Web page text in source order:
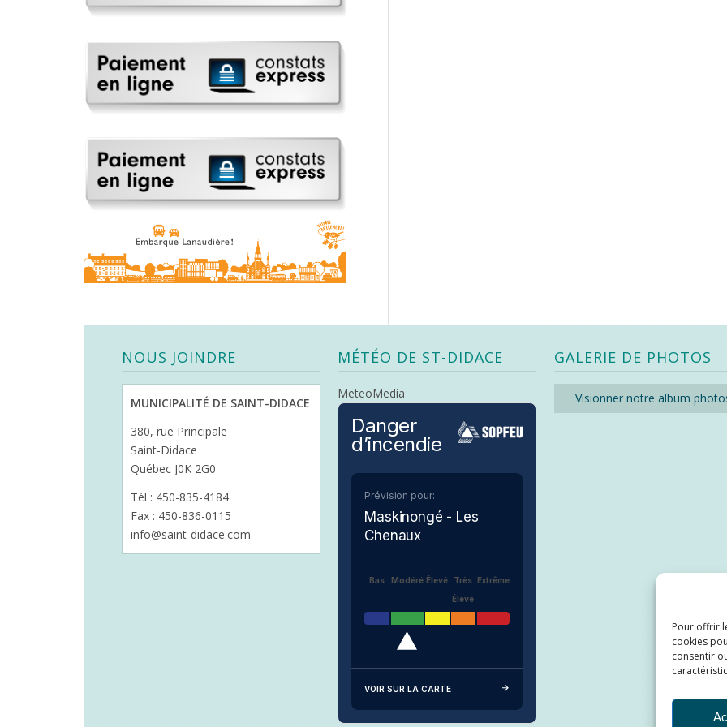
Pour offrir
cookies
consentir
NOUS JOINDRE
MUNICIPALITÉ DE SAINT-DIDACE
380, rue Principale
Saint-Didace
Québec J0K 2G0
Tél : 450-835-4184
Fax : 450-836-0115
info@saint-didace.com
MÉTÉO DE ST-DIDACE
MeteoMedia
Danger
d’incendie
Prévision pour:
Maskinongé - Les
Chenaux
Bas Modéré Élevé
Très
Élevé
Extrême
VOIR SUR LA CARTE
GALERIE DE PHOTOS
Visionner notre album